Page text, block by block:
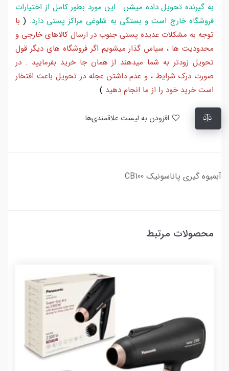
به گیرنده تحویل داده میشن . این مورد بطور کامل از اختیارات
فروشگاه خارج است و بستگی به شلوغی مراکز پستی دارد.
(با
توجه به مشکلات عدیده پستی جنوب در ارسال کالاهای خارجی و
محدودیت ها ، سپاس گذار میشویم اگر فروشگاه های دیگر قول
تحویل زودتر به شما میدهند از همان جا خرید بفرمایید . در
صورت درک شرایط ، و عدم داشتن عجله در تحویل باعث افتخار
است خرید خود را از ما انجام دهید )
آبمیوه گیری پاناسونیک CB100
محصولات مرتبط